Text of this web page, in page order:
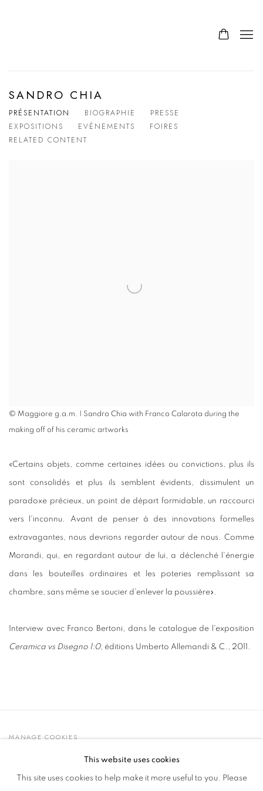
SANDRO CHIA
PRÉSENTATION BIOGRAPHIE
PRESSE
EXPOSITIONS
EVÉNEMENTS
FOIRES
RELATED CONTENT
© Maggiore g.a.m. | Sandro Chia with Franco Calarota during the
making off of his ceramic artworks
«Certains objets, comme certaines idées ou convictions, plus ils
sont consolidés et plus ils semblent évidents, dissimulent un
paradoxe précieux, un point de départ formidable, un raccourci
vers l'inconnu. Avant de penser à des innovations formelles
extravagantes, nous devrions regarder autour de nous. Comme
Morandi, qui, en regardant autour de lui, a déclenché l'énergie
dans les bouteilles ordinaires et les poteries remplissant sa
chambre, sans même se soucier d'enlever la poussière».
Interview avec Franco Bertoni, dans le catalogue de l'exposition
Ceramica vs Disegno 1:0, éditions Umberto Allemandi & C., 2011.
MANAGE COOKIES
© 2021 GALLERIA D'ARTE MAGGIORE G.A.M.
SITE BY ARTLOGIC
This website uses cookies
This site uses cookies to help make it more useful to you. Please